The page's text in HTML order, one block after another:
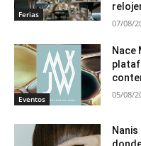
Ferias
07/08/
Eventos
Nace
05/08/
Nanis